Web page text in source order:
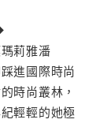
莉雅潘
進國際時尚
時尚叢林，
輕輕的她極